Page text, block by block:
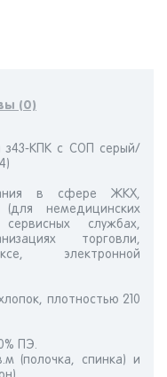
(0)
з43-КПК с СОП серый/
в сфере ЖКХ,
(для немедицинских
службах,
торговли,
электронной
плотностью 210
ПЭ.
(полочка, спинка) и